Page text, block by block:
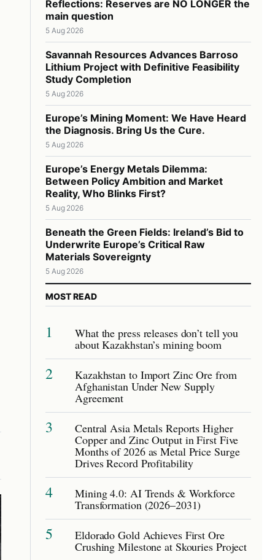
Reflections: Reserves are NO LONGER the
main question
5 Aug 2026
Savannah Resources Advances Barroso
Lithium Project with Definitive Feasibility
Study Completion
5 Aug 2026
Europe’s Mining Moment: We Have Heard
the Diagnosis. Bring Us the Cure.
5 Aug 2026
Europe’s Energy Metals Dilemma:
Between Policy Ambition and Market
Reality, Who Blinks First?
5 Aug 2026
Beneath the Green Fields: Ireland’s Bid to
Underwrite Europe’s Critical Raw
Materials Sovereignty
5 Aug 2026
MOST READ
1 What the press releases don’t tell you
about Kazakhstan’s mining boom
2 Kazakhstan to Import Zinc Ore from
Afghanistan Under New Supply
Agreement
3 Central Asia Metals Reports Higher
Copper and Zinc Output in First Five
Months of 2026 as Metal Price Surge
Drives Record Profitability
4 Mining 4.0: AI Trends & Workforce
Transformation (2026–2031)
5 Eldorado Gold Achieves First Ore
Crushing Milestone at Skouries Project